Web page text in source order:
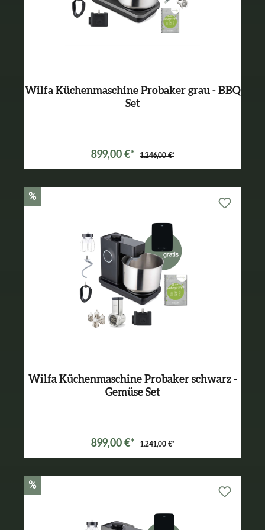
Wilfa Küchenmaschine Probaker grau - BBQ
Set
899,00 €* 1.246,00 €*
%
Wilfa Küchenmaschine Probaker schwarz -
Gemüse Set
899,00 €* 1.241,00 €*
%